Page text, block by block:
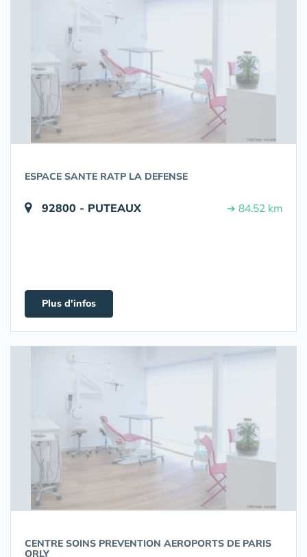
ESPACE SANTE RATP LA DEFENSE
92800 - PUTEAUX ➔ 84.52 km
Plus d'infos
CENTRE SOINS PREVENTION AEROPORTS DE PARIS
ORLY